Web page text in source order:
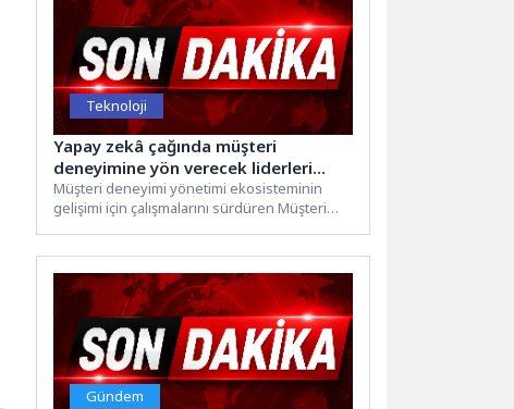
Teknoloji
Yapay zekâ çağında müşteri
deneyimine yön verecek liderleri
MDYD ve Koç Üniversitesi
yetiştirecek
Müşteri deneyimi yönetimi ekosisteminin
gelişimi için çalışmalarını sürdüren Müşteri
Gündem